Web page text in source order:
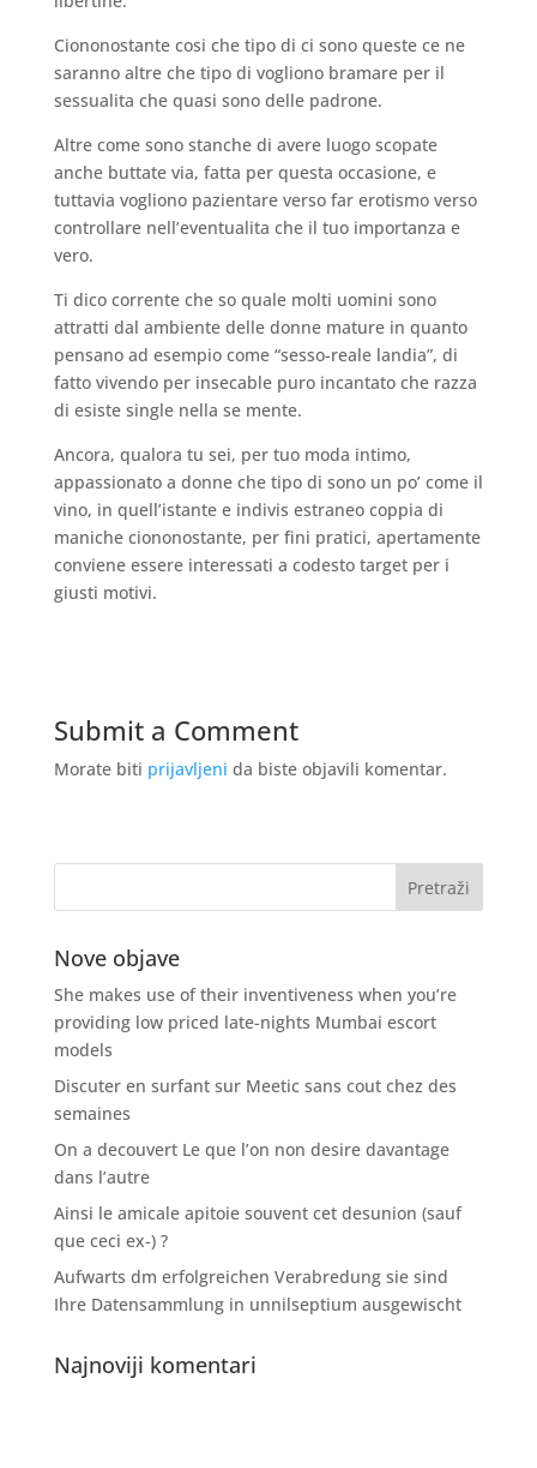
Ciononostante cosi che tipo di ci sono queste ce ne
saranno altre che tipo di vogliono bramare per il
sessualita che quasi sono delle padrone.
Altre come sono stanche di avere luogo scopate
anche buttate via, fatta per questa occasione, e
tuttavia vogliono pazientare verso far erotismo verso
controllare nell’eventualita che il tuo importanza e
vero.
Ti dico corrente che so quale molti uomini sono
attratti dal ambiente delle donne mature in quanto
pensano ad esempio come “sesso-reale landia”, di
fatto vivendo per insecable puro incantato che razza
di esiste single nella se mente.
Ancora, qualora tu sei, per tuo moda intimo,
appassionato a donne che tipo di sono un po’ come il
vino, in quell’istante e indivis estraneo coppia di
maniche ciononostante, per fini pratici, apertamente
conviene essere interessati a codesto target per i
giusti motivi.
Submit a Comment
Morate biti prijavljeni da biste objavili komentar.
Nove objave
She makes use of their inventiveness when you’re
providing low priced late-nights Mumbai escort
models
Discuter en surfant sur Meetic sans cout chez des
semaines
On a decouvert Le que l’on non desire davantage
dans l’autre
Ainsi le amicale apitoie souvent cet desunion (sauf
que ceci ex-) ?
Aufwarts dm erfolgreichen Verabredung sie sind
Ihre Datensammlung in unnilseptium ausgewischt
Najnoviji komentari